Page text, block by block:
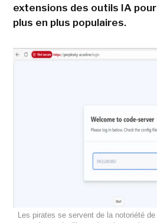
extensions des outils IA
plus en plus populaires.
Les pirates se servent de la notoriété